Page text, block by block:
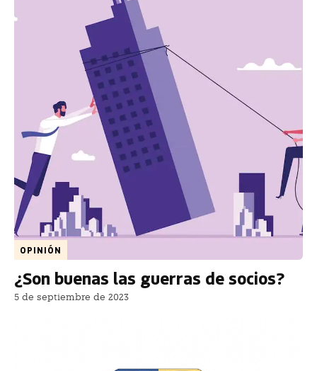
OPINIÓN
¿Son buenas las guerras de socios?
5 de septiembre de 2023